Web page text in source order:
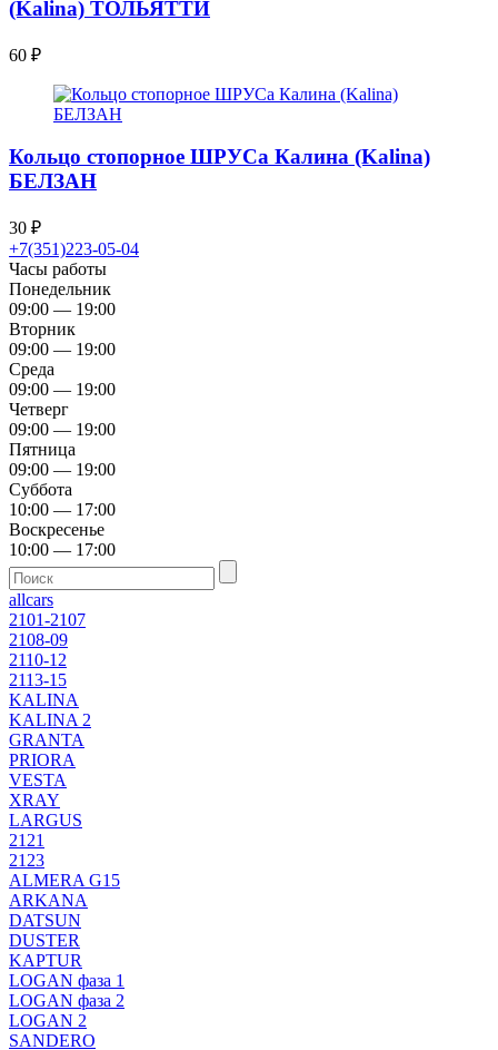
(Kalina) ТОЛЬЯТТИ
60 ₽
Кольцо стопорное ШРУСа Калина (Kalina)
БЕЛЗАН
30 ₽
+7(351)223-05-04
Часы работы
Понедельник
09:00 — 19:00
Вторник
09:00 — 19:00
Среда
09:00 — 19:00
Четверг
09:00 — 19:00
Пятница
09:00 — 19:00
Суббота
10:00 — 17:00
Воскресенье
10:00 — 17:00
allcars
2101-2107
2108-09
2110-12
2113-15
KALINA
KALINA 2
GRANTA
PRIORA
VESTA
XRAY
LARGUS
2121
2123
ALMERA G15
ARKANA
DATSUN
DUSTER
KAPTUR
LOGAN фаза 1
LOGAN фаза 2
LOGAN 2
SANDERO